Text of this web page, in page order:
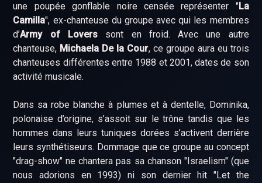
une poupée gonflable noire censée représenter "La
Camilla", ex-chanteuse du groupe avec qui les membres
d’Army of Loverssont en froid. Avec une autre
chanteuse, Michaela De la Cour, ce groupe aura eu trois
chanteuses différentes entre 1988 et 2001, dates de son
activité musicale.
Dans sa robe blanche à plumes et à dentelle, Dominika,
polonaise d’origine, s’assoit sur le trône tandis que les
hommes dans leurs tuniques dorées s’activent derrière
leurs synthétiseurs. Dommage que ce groupe au concept
"drag-show" ne chantera pas sa chanson "Israelism" (que
nous adorions en 1993) ni son dernier hit "Let the